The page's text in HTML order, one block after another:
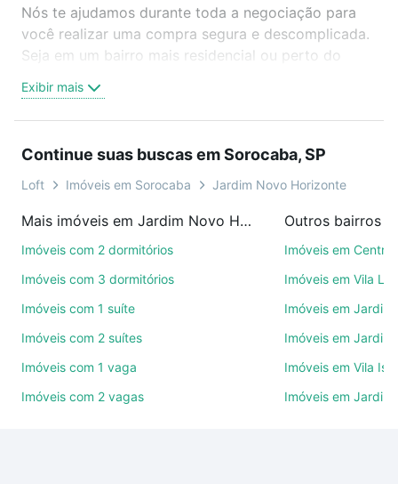
Nós te ajudamos durante toda a negociação para
você realizar uma compra segura e descomplicada.
Seja em um bairro mais residencial ou perto do
oferta ideal de Imóveis com 3 vagas à venda em
Jardim Novo Horizonte, Sorocaba, SP para
ou por videochamada, é grátis, sem compromisso e
você ainda conta com mais de 46 mil corretores e
de imóveis.
ruas, bairros e até condomínios favoritos. Você
também pode usar os filtros como quantidade de
quartos, suítes, com ou sem vaga de garagem para
comodidades, como piscina, academia, salão de
Exibir mais
Continue suas buscas em Sorocaba, SP
Loft Imóveis em Sorocaba Jardim Novo Horizonte
Mais imóveis em Jardim Novo Horizonte
Imóveis com 2 dormitórios
Imóveis com 3 dormitórios
Imóveis com 1 suíte
Imóveis com 2 suítes
Imóveis com 1 vaga
Imóveis com 2 vagas
Outros bairros
Imóveis em Centro
Imóveis em Vila
Imóveis em Jardim
Imóveis em Jardim
Imóveis em Vila
Imóveis em Jardim